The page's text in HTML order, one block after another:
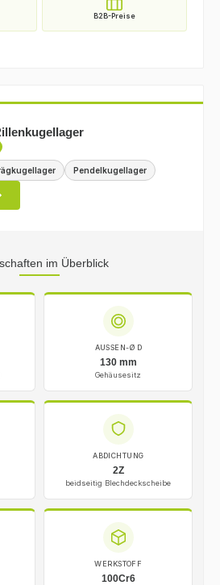
Pendelkugellager
im Überblick
AUSSEN-Ø D
130 mm
Gehäusesitz
ABDICHTUNG
2Z
beidseitig Blechdeckscheibe
WERKSTOFF
100Cr6